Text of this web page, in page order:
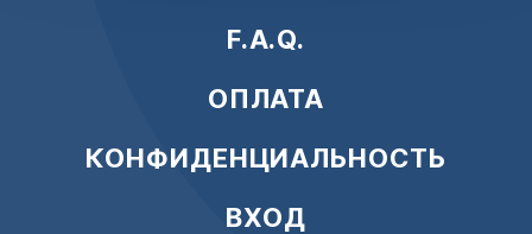
F.A.Q.
ОПЛАТА
КОНФИДЕНЦИАЛЬНОСТЬ
ВХОД